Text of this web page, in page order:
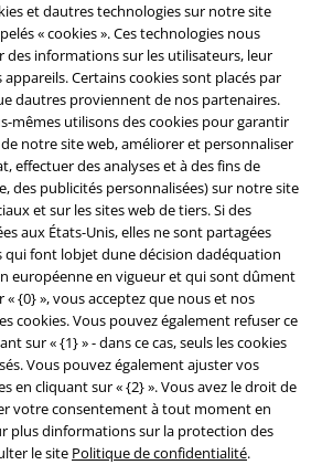
et dautres technologies sur notre site
« cookies ». Ces technologies nous
informations sur les utilisateurs, leur
Certains cookies sont placés par
dautres proviennent de nos partenaires.
mêmes utilisons des cookies pour garantir
notre site web, améliorer et personnaliser
effectuer des analyses et à des fins de
des publicités personnalisées) sur notre site
et sur les sites web de tiers. Si des
aux États-Unis, elles ne sont partagées
qui font lobjet dune décision dadéquation
européenne en vigueur et qui sont dûment
{0} », vous acceptez que nous et nos
cookies. Vous pouvez également refuser ce
sur « {1} » - dans ce cas, seuls les cookies
Vous pouvez également ajuster vos
en cliquant sur « {2} ». Vous avez le droit de
votre consentement à tout moment en
plus dinformations sur la protection des
le site Politique de confidentialité.
Communauté
de paiement